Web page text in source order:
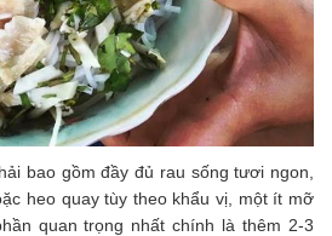
bao gồm đầy đủ rau sống tươi ngon,
heo quay tùy theo khẩu vị, một ít mỡ
quan trọng nhất chính là thêm 2-3